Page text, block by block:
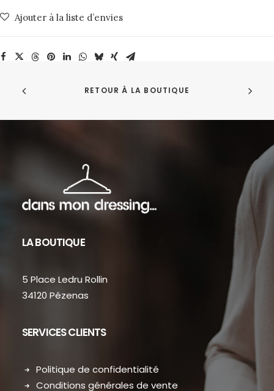
Cooling
Minimum
Ajouter à la liste d’envies
RETOUR À LA BOUTIQUE
LA BOUTIQUE
5 Place Ledru Rollin
34120 Pézenas
SERVICES CLIENTS
Politique de confidentialité
Conditions générales de vente